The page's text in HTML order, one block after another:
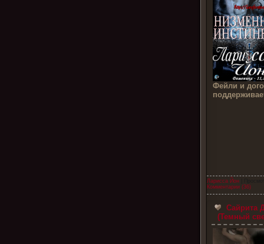
Фейли и
Ларисса Йон
Комментарии (36)
Сайрита
(Темный